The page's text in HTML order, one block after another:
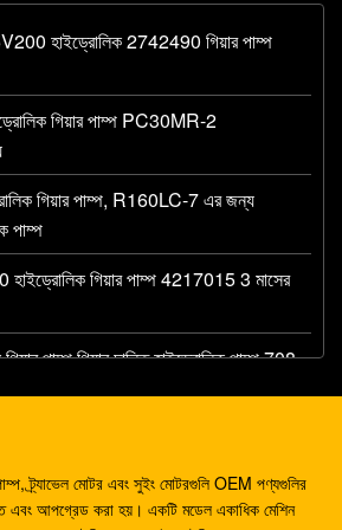
হাইড্রোলিক 2742490 গিয়ার পাম্প
গিয়ার পাম্প PC30MR-2
গিয়ার পাম্প, R160LC-7 এর জন্য
পাম্প
হাইড্রোলিক গিয়ার পাম্প 4217015 3 মাসের
পাম্প গিয়ার চালিত হাইড্রোলিক পাম্প 708-
হাইড্রোলিক পিস্টন পাম্প R225-
পাম্প খনন যন্ত্রাংশ EC210 EC240
ট্র্যাভেল মোটর এবং সুইং মোটরগুলি OEM পণ্যগুলির
এবং আপগ্রেড করা হয়। একটি মডেল একাধিক মেশিন